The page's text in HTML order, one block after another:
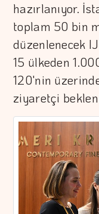
hazırlanıyor.
toplam 50 bin
düzenlenecek
15 ülkeden
120'nin
ziyaretçi